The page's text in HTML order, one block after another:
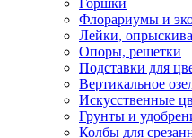
Флорариумы и
Лейки,
Опоры, решетки
Подставки для
Вертикальное
Искусственные
Грунты и
Колбы для